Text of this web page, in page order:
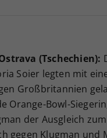
(Tschechien):
Soier legten mit
Großbritannien
Orange-Bowl-
der Ausgleich
gegen Klugman und